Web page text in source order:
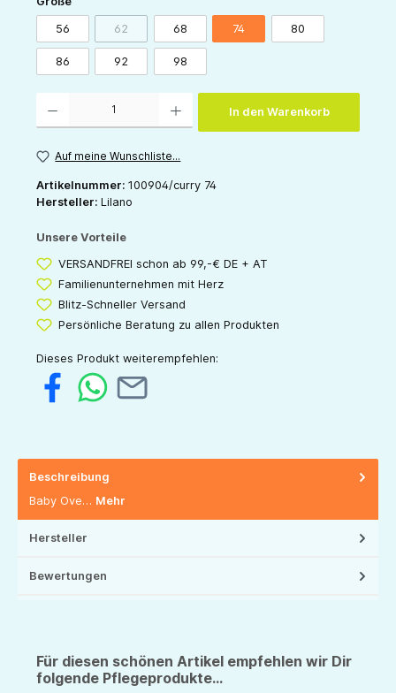
56 62(Diese Option ist zurzeit nicht verfügbar.)
68 74 80
86 92 98
In den Warenkorb
Auf meine Wunschliste...
Artikelnummer: 100904/curry 74
Hersteller: Lilano
Unsere Vorteile
VERSANDFREI schon ab 99,-€ DE + AT
Familienunternehmen mit Herz
Blitz-Schneller Versand
Persönliche Beratung zu allen Produkten
Dieses Produkt weiterempfehlen:
Beschreibung
Baby Ove… Mehr
Hersteller
Bewertungen
Für diesen schönen Artikel empfehlen wir Dir
folgende Pflegeprodukte...